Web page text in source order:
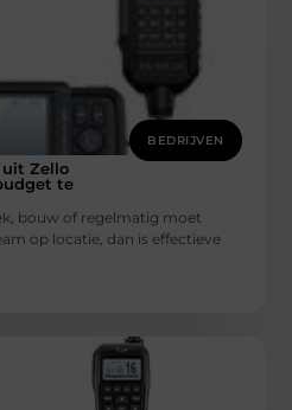
BEDRIJVEN
uit Zello
te
bouw of regelmatig moet
op locatie, dan is effectieve